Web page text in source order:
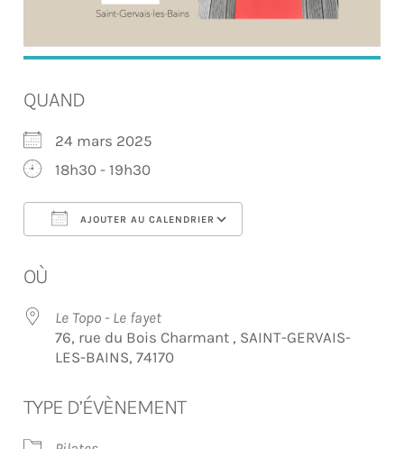
QUAND
24 mars 2025
18h30 - 19h30
AJOUTER AU CALENDRIER
OÙ
Le Topo - Le fayet
76, rue du Bois Charmant , SAINT-GERVAIS-
LES-BAINS, 74170
TYPE D’ÉVÈNEMENT